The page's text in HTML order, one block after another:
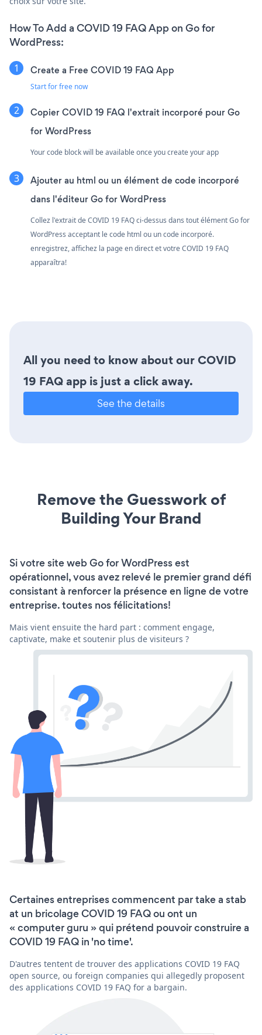
How To Add a COVID 19 FAQ App on Go for
WordPress:
Create a Free COVID 19 FAQ App
Start for free now
Copier COVID 19 FAQ l'extrait incorporé pour Go
for WordPress
Your code block will be available once you create your app
Ajouter au html ou un élément de code incorporé
dans l'éditeur Go for WordPress
Collez l'extrait de COVID 19 FAQ ci-dessus dans tout élément Go for
WordPress acceptant le code html ou un code incorporé.
enregistrez, affichez la page en direct et votre COVID 19 FAQ
apparaîtra!
All you need to know about our COVID
19 FAQ app is just a click away.
See the details
Remove the Guesswork of
Building Your Brand
Si votre site web Go for WordPress est
opérationnel, vous avez relevé le premier grand défi
consistant à renforcer la présence en ligne de votre
entreprise. toutes nos félicitations!
Mais vient ensuite the hard part : comment engage,
captivate, make et soutenir plus de visiteurs ?
Certaines entreprises commencent par take a stab
at un bricolage COVID 19 FAQ ou ont un
« computer guru » qui prétend pouvoir construire a
COVID 19 FAQ in 'no time'.
D'autres tentent de trouver des applications COVID 19 FAQ
open source, ou foreign companies qui allegedly proposent
des applications COVID 19 FAQ for a bargain.